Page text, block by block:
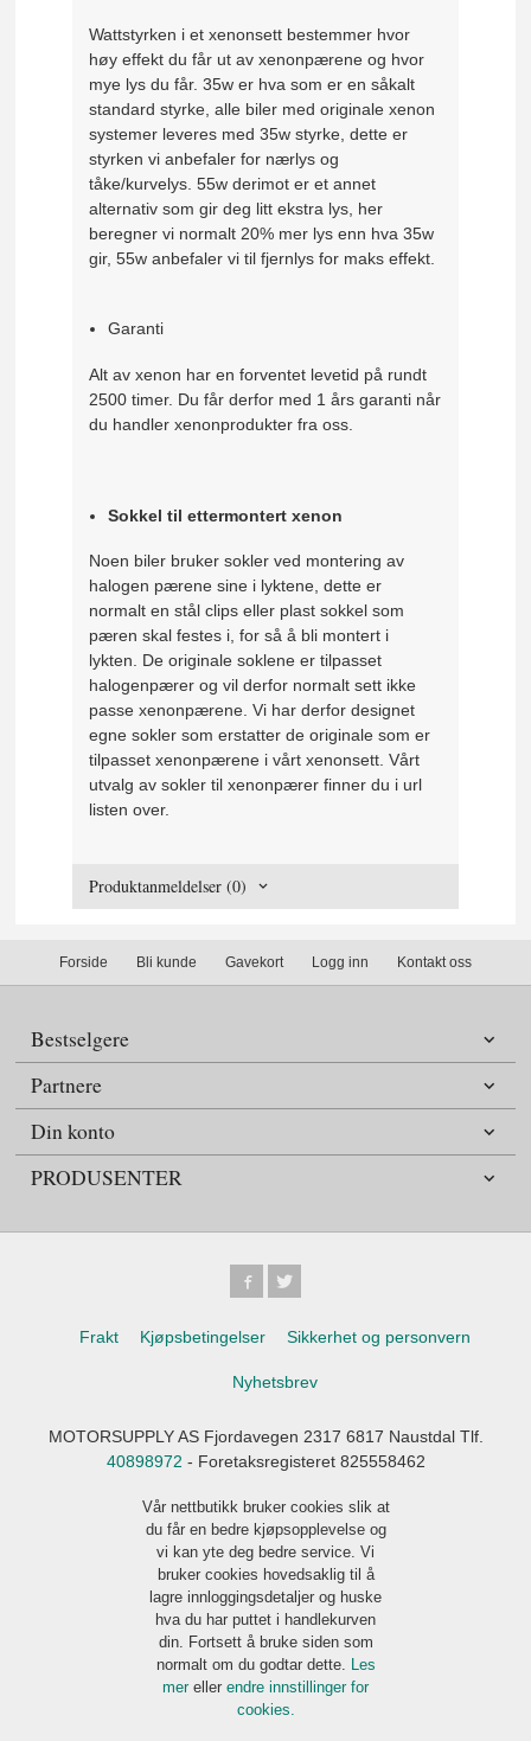
Wattstyrken i et xenonsett bestemmer hvor
høy effekt du får ut av xenonpærene og hvor
mye lys du får. 35w er hva som er en såkalt
standard styrke, alle biler med originale xenon
systemer leveres med 35w styrke, dette er
styrken vi anbefaler for nærlys og
tåke/kurvelys. 55w derimot er et annet
alternativ som gir deg litt ekstra lys, her
beregner vi normalt 20% mer lys enn hva 35w
gir, 55w anbefaler vi til fjernlys for maks effekt.
Garanti
Alt av xenon har en forventet levetid på rundt
2500 timer. Du får derfor med 1 års garanti når
du handler xenonprodukter fra oss.
Sokkel til ettermontert xenon
Noen biler bruker sokler ved montering av
halogen pærene sine i lyktene, dette er
normalt en stål clips eller plast sokkel som
pæren skal festes i, for så å bli montert i
lykten. De originale soklene er tilpasset
halogenpærer og vil derfor normalt sett ikke
passe xenonpærene. Vi har derfor designet
egne sokler som erstatter de originale som er
tilpasset xenonpærene i vårt xenonsett. Vårt
utvalg av sokler til xenonpærer finner du i url
listen over.
Produktanmeldelser (0)
Forside Bli kunde Gavekort Logg inn Kontakt oss
Bestselgere
Partnere
Din konto
PRODUSENTER
Frakt Kjøpsbetingelser Sikkerhet og personvern
Nyhetsbrev
MOTORSUPPLY AS Fjordavegen 2317 6817 Naustdal Tlf.
40898972 - Foretaksregisteret 825558462
Vår nettbutikk bruker cookies slik at
du får en bedre kjøpsopplevelse og
vi kan yte deg bedre service. Vi
bruker cookies hovedsaklig til å
lagre innloggingsdetaljer og huske
hva du har puttet i handlekurven
din. Fortsett å bruke siden som
normalt om du godtar dette. Les
mer eller endre innstillinger for
cookies.